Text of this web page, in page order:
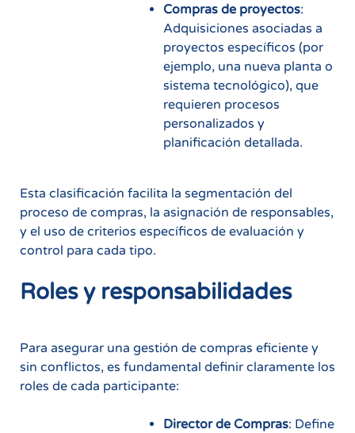
Compras de proyectos:
Adquisiciones asociadas a
proyectos específicos (por
ejemplo, una nueva planta o
sistema tecnológico), que
requieren procesos
personalizados y
planificación detallada.
Esta clasificación facilita la segmentación del
proceso de compras, la asignación de responsables,
y el uso de criterios específicos de evaluación y
control para cada tipo.
Roles y responsabilidades
Para asegurar una gestión de compras eficiente y
sin conflictos, es fundamental definir claramente los
roles de cada participante:
Director de Compras: Define